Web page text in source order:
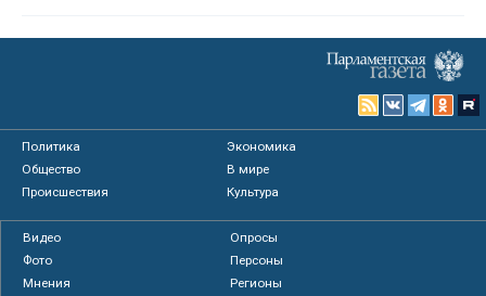
Политика
Экономика
Общество
В мире
Происшествия
Культура
Видео
Опросы
Фото
Персоны
Мнения
Регионы